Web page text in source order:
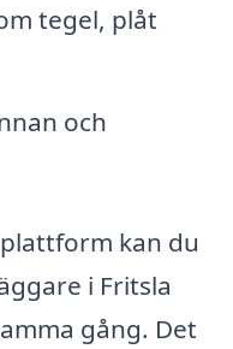
tegel, plåt
och
kan du
i Fritsla
gång. Det